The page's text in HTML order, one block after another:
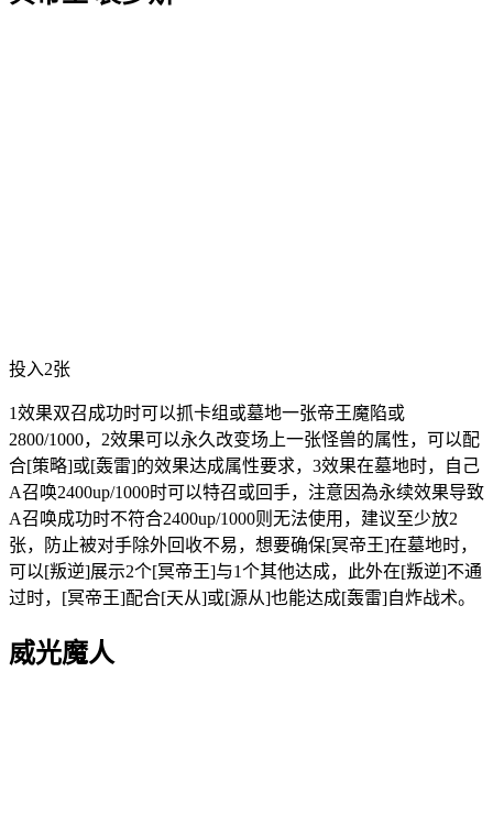
投入2张
1效果双召成功时可以抓卡组或墓地一张帝王魔陷或
2800/1000，2效果可以永久改变场上一张怪兽的属性，可以配
合[策略]或[轰雷]的效果达成属性要求，3效果在墓地时，自己
A召唤2400up/1000时可以特召或回手，注意因為永续效果导致
A召唤成功时不符合2400up/1000则无法使用，建议至少放2
张，防止被对手除外回收不易，想要确保[冥帝王]在墓地时，
可以[叛逆]展示2个[冥帝王]与1个其他达成，此外在[叛逆]不通
过时，[冥帝王]配合[天从]或[源从]也能达成[轰雷]自炸战术。
威光魔人